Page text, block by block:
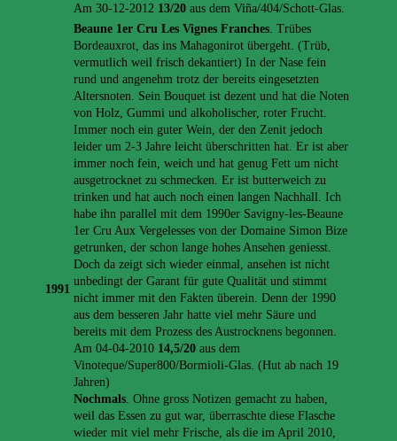
Am 30-12-2012 13/20 aus dem Viña/404/Schott-Glas.
1991
Beaune 1er Cru Les Vignes Franches. Trübes
Bordeauxrot, das ins Mahagonirot übergeht. (Trüb,
vermutlich weil frisch dekantiert) In der Nase fein
rund und angenehm trotz der bereits eingesetzten
Altersnoten. Sein Bouquet ist dezent und hat die Noten
von Holz, Gummi und alkoholischer, roter Frucht.
Immer noch ein guter Wein, der den Zenit jedoch
leider um 2-3 Jahre leicht überschritten hat. Er ist aber
immer noch fein, weich und hat genug Fett um nicht
ausgetrocknet zu schmecken. Er ist butterweich zu
trinken und hat auch noch einen langen Nachhall. Ich
habe ihn parallel mit dem 1990er Savigny-les-Beaune
1er Cru Aux Vergelesses von der Domaine Simon Bize
getrunken, der schon lange hohes Ansehen geniesst.
Doch da zeigt sich wieder einmal, ansehen ist nicht
unbedingt der Garant für gute Qualität und stimmt
nicht immer mit den Fakten überein. Denn der 1990
aus dem besseren Jahr hatte viel mehr Säure und
bereits mit dem Prozess des Austrocknens begonnen.
Am 04-04-2010 14,5/20 aus dem
Vinoteque/Super800/Bormioli-Glas. (Hut ab nach 19
Jahren)
Nochmals. Ohne gross Notizen gemacht zu haben,
weil das Essen zu gut war, überraschte diese Flasche
wieder mit viel mehr Frische, als die im April 2010,